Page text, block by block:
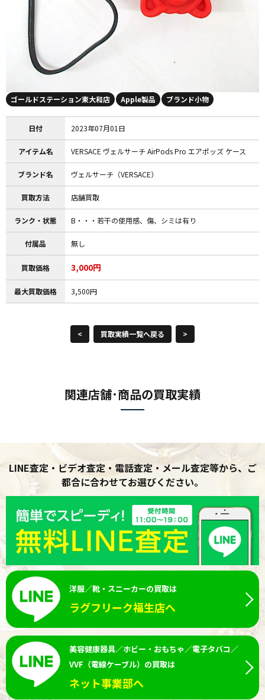
ゴールドステーション東大和店 Apple製品 ブランド小物
日付 2023年07月01日
アイテム名 VERSACE ヴェルサーチ AirPods Pro エアポッズ ケース
ブランド名 ヴェルサーチ（VERSACE）
買取方法 店舗買取
ランク・状態 B・・・若干の使用感、傷、シミは有り
付属品 無し
買取価格 3,000円
最大買取価格 3,500円
< 買取実績一覧へ戻る >
関連店舗･商品の買取実績
LINE査定・ビデオ査定・電話査定・メール査定等から、ご
都合に合わせてお選びください。
洋服／靴・スニーカーの買取は
ラグフリーク福生店へ
美容健康器具／ホビー・おもちゃ／電子タバコ／
VVF（電線ケーブル）の買取は
ネット事業部へ